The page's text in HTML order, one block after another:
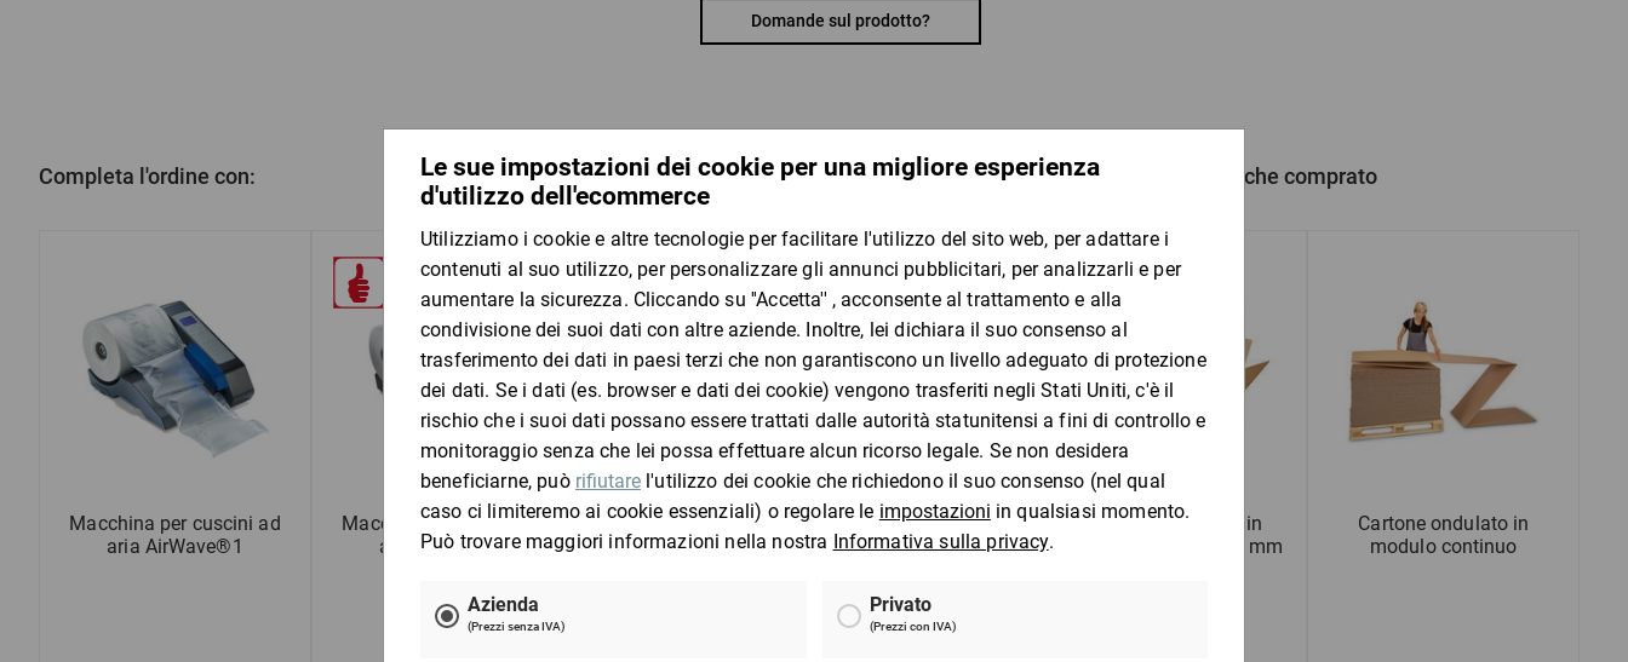
il bidone dei rifiuti organici. Questo perché la pellicola a bolle bio è realizzata con un materiale termoplastico a base di
fecola di patate. Il materiale possiede i marchi di sostenibilità „Ok Compost Home“ e „Keimling“.
salvaspazio in rotolo
per imbottire, riempire spazi vuoti e assicurare i prodotti
Materiale:
pellicola bio a base di fecola di patate, 20 µ
ratioform terra – Imballaggi al massimo della sostenibilità.
Domande sul prodotto?
Completa l'ordine con:
Macchina per cuscini ad
aria AirWave®1
Macchina per cuscini ad
aria AirWave®2
I clienti che hanno visto questo prodotto hanno anche comprato
Paglia di carta SizzlePak,
1,25 kg
Scatole americane in
cartone da 600 a 799 mm
Cartone ondulato in
modulo continuo